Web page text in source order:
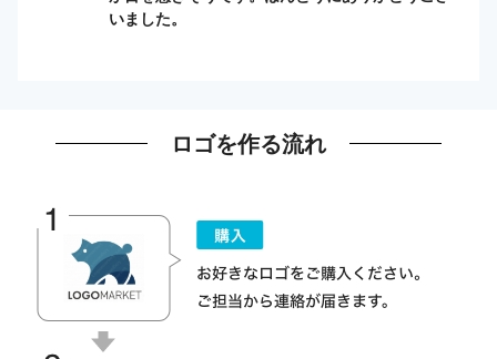
いました。
ロゴを作る流れ